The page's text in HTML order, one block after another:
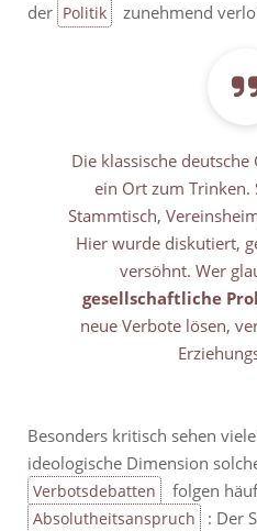
der Politik zunehmend
Die klassische
ein Ort zum Trinken.
Stammtisch,
Hier wurde diskutiert,
versöhnt. Wer
gesellschaftliche
neue Verbote lösen,
Besonders kritisch sehen
ideologische Dimension
Verbotsdebatten folgen
Absolutheitsanspruch
: Der